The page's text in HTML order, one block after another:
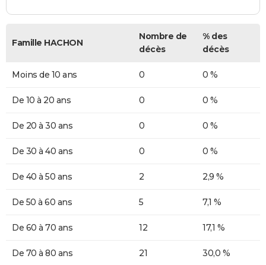
Famille HACHON
Nombre de
décès
% des
décès
Moins de 10 ans 0 0 %
De 10 à 20 ans 0 0 %
De 20 à 30 ans 0 0 %
De 30 à 40 ans 0 0 %
De 40 à 50 ans 2 2,9 %
De 50 à 60 ans 5 7,1 %
De 60 à 70 ans 12 17,1 %
De 70 à 80 ans 21 30,0 %